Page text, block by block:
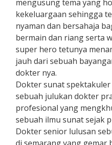
mengusung tema yang
kekeluargaan sehingga
nyaman dan bersahaja
bermain dan riang serta
super hero tetunya
jauh dari sebuah
dokter nya.
Dokter sunat spektakuler
sebuah julukan dokter
profesional yang
sebuah ilmu sunat sejak
Dokter senior lulusan